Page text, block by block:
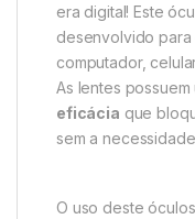
era digital! Este
desenvolvido para
computador,
As lentes
eficácia que
sem a
O uso deste